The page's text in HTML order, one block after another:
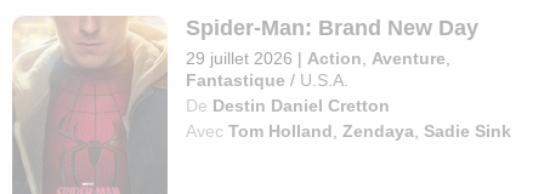
Spider-Man: Brand New Day
29 juillet 2026 | Action Aventure
Fantastique / U.S.A.
De Destin Daniel Cretton
Avec Tom Holland ,Zendaya ,Sadie Sink